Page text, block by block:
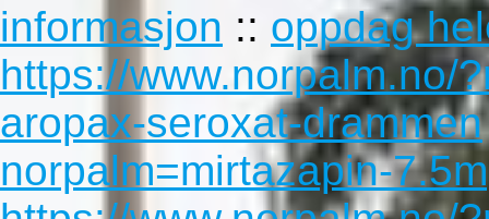
informasjon :: oppdag
https://www.norpalm.no/
aropax-seroxat-drammen
norpalm=mirtazapin-